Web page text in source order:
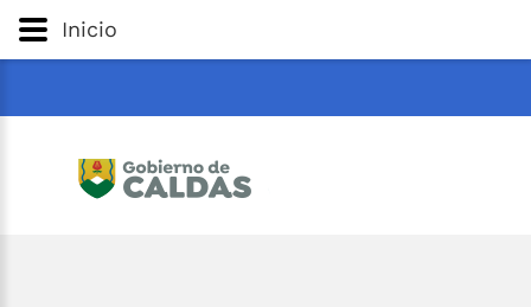
Gobernación
Inicio